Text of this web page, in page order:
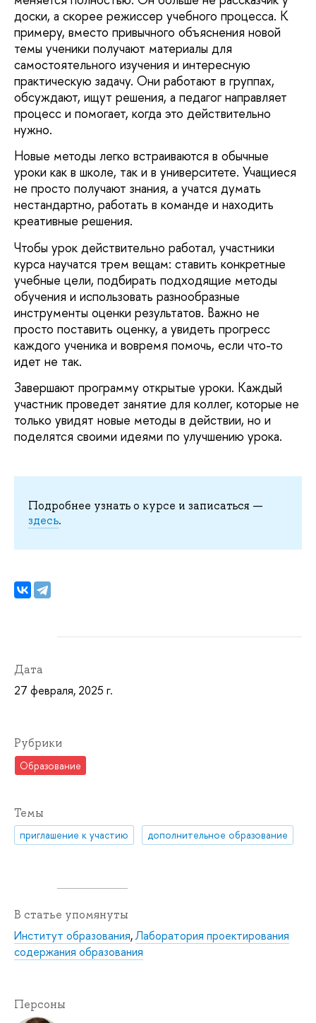
доски, а скорее режиссер учебного процесса. К
примеру, вместо привычного объяснения новой
темы ученики получают материалы для
самостоятельного изучения и интересную
практическую задачу. Они работают в группах,
обсуждают, ищут решения, а педагог направляет
процесс и помогает, когда это действительно
нужно.
Новые методы легко встраиваются в обычные
уроки как в школе, так и в университете. Учащиеся
не просто получают знания, а учатся думать
нестандартно, работать в команде и находить
креативные решения.
Чтобы урок действительно работал, участники
курса научатся трем вещам: ставить конкретные
учебные цели, подбирать подходящие методы
обучения и использовать разнообразные
инструменты оценки результатов. Важно не
просто поставить оценку, а увидеть прогресс
каждого ученика и вовремя помочь, если что-то
идет не так.
Завершают программу открытые уроки. Каждый
участник проведет занятие для коллег, которые не
только увидят новые методы в действии, но и
поделятся своими идеями по улучшению урока.
Подробнее узнать о курсе и записаться —
здесь.
Дата
27 февраля, 2025 г.
Рубрики
Образование
Темы
приглашение к участию дополнительное образование
В статье упомянуты
Институт образования,Лаборатория проектирования
содержания образования
Персоны